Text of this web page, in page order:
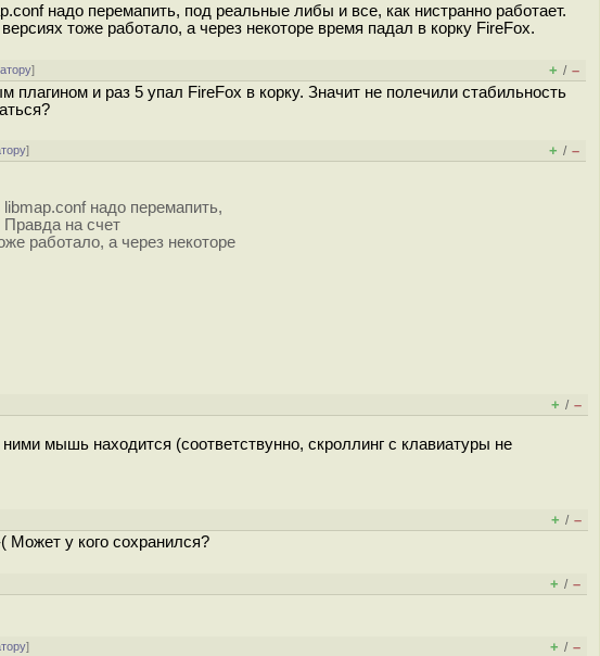
надо перемапить, под реальные либы и все, как нистранно работает.
тоже работало, а через некоторе время падал в корку FireFox.
] + / –
плагином и раз 5 упал FireFox в корку. Значит не полечили стабильность
] + / –
надо перемапить,
Правда на счет
работало, а через некоторе
+ / –
мышь находится (соответствунно, скроллинг с клавиатуры не
+ / –
Может у кого сохранился?
+ / –
] + / –